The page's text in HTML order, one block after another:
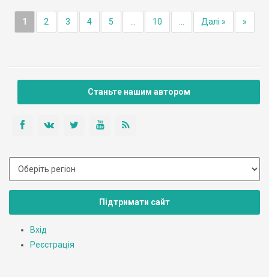
1 2 3 4 5 10 Далі » »
Станьте нашим автором
Підтримати сайт
Вхід
Реєстрація